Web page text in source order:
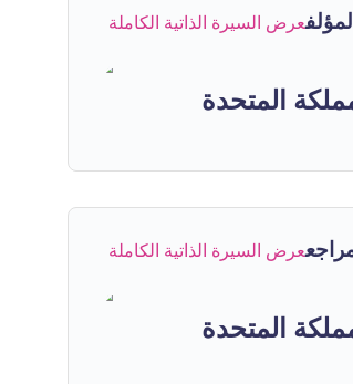
عرض السيرة الذاتية الكاملة
المتحدة
عرض السيرة الذاتية الكاملة
المتحدة